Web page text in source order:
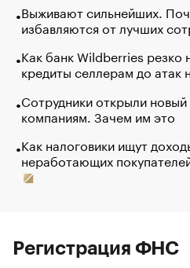
Выживают сильнейших.
избавляются от лучших
Как банк Wildberries резко
кредиты селлерам до атак
Сотрудники открыли
компаниям. Зачем им это
Как налоговики ищут
неработающих
Регистрация ФНС